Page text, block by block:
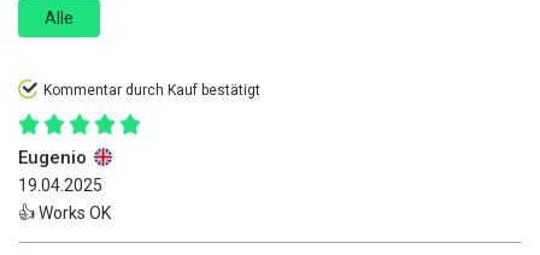
Alle
Kommentar durch Kauf bestätigt
Eugenio
19.04.2025
👍 Works OK